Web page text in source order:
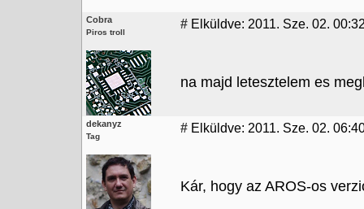
Cobra
Piros troll
# Elküldve: 2011. Sze. 02.
na majd letesztelem es
dekanyz
Tag
# Elküldve: 2011. Sze. 02.
Kár, hogy az AROS-os